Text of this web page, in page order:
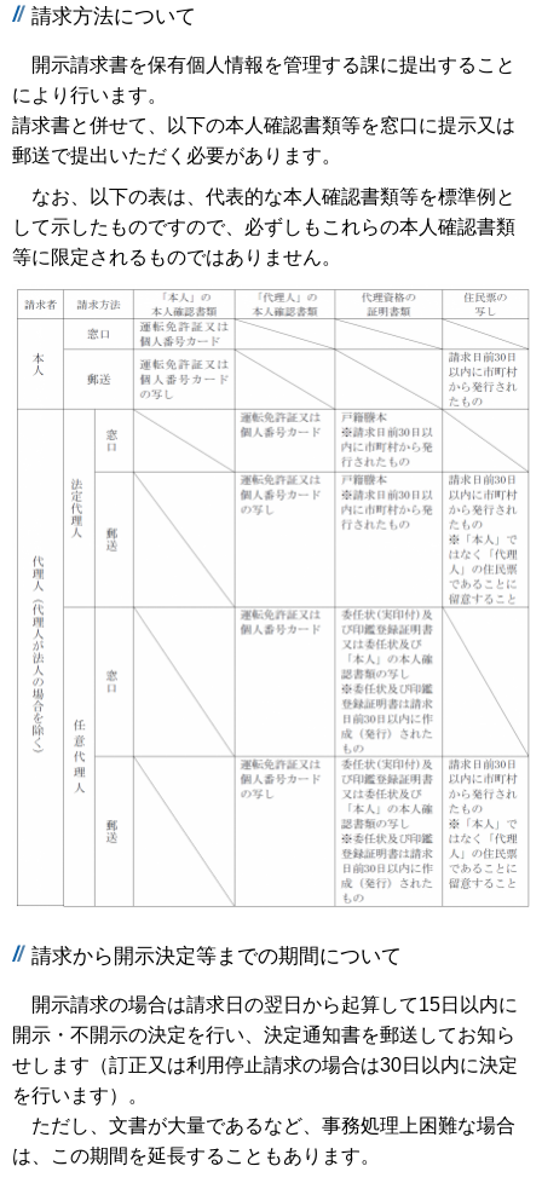
請求方法について
開示請求書を保有個人情報を管理する課に提出すること
により行います。
請求書と併せて、以下の本人確認書類等を窓口に提示又は
郵送で提出いただく必要があります。
なお、以下の表は、代表的な本人確認書類等を標準例と
して示したものですので、必ずしもこれらの本人確認書類
等に限定されるものではありません。
請求から開示決定等までの期間について
開示請求の場合は請求日の翌日から起算して15日以内に
開示・不開示の決定を行い、決定通知書を郵送してお知ら
せします（訂正又は利用停止請求の場合は30日以内に決定
を行います）。
ただし、文書が大量であるなど、事務処理上困難な場合
は、この期間を延長することもあります。